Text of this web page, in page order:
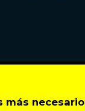
más necesario